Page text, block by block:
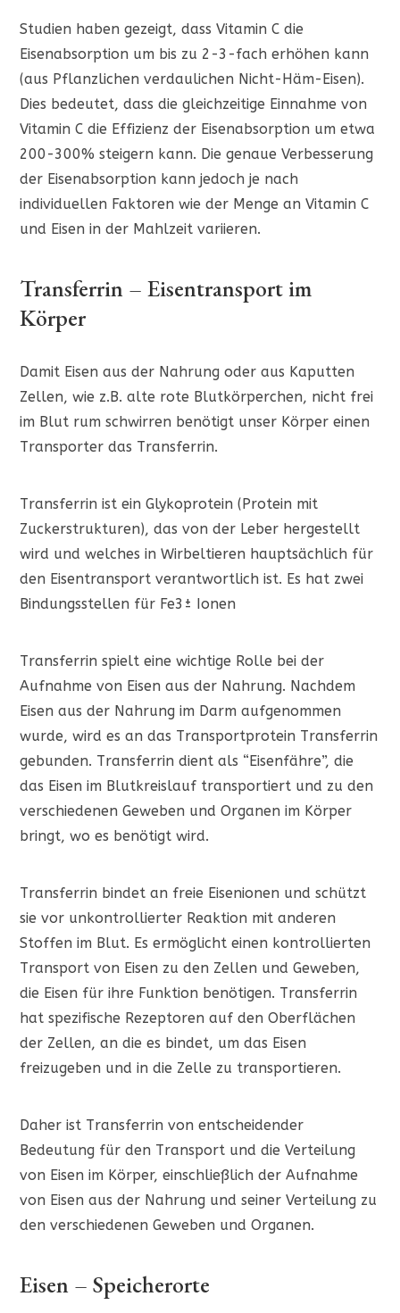
Studien haben gezeigt, dass Vitamin C die
Eisenabsorption um bis zu 2-3-fach erhöhen kann
(aus Pflanzlichen verdaulichen Nicht-Häm-Eisen).
Dies bedeutet, dass die gleichzeitige Einnahme von
Vitamin C die Effizienz der Eisenabsorption um etwa
200-300% steigern kann. Die genaue Verbesserung
der Eisenabsorption kann jedoch je nach
individuellen Faktoren wie der Menge an Vitamin C
und Eisen in der Mahlzeit variieren.
Transferrin – Eisentransport im
Körper
Damit Eisen aus der Nahrung oder aus Kaputten
Zellen, wie z.B. alte rote Blutkörperchen, nicht frei
im Blut rum schwirren benötigt unser Körper einen
Transporter das Transferrin.
Transferrin ist ein Glykoprotein (Protein mit
Zuckerstrukturen), das von der Leber hergestellt
wird und welches in Wirbeltieren hauptsächlich für
den Eisentransport verantwortlich ist. Es hat zwei
Bindungsstellen für Fe3± Ionen
Transferrin spielt eine wichtige Rolle bei der
Aufnahme von Eisen aus der Nahrung. Nachdem
Eisen aus der Nahrung im Darm aufgenommen
wurde, wird es an das Transportprotein Transferrin
gebunden. Transferrin dient als “Eisenfähre”, die
das Eisen im Blutkreislauf transportiert und zu den
verschiedenen Geweben und Organen im Körper
bringt, wo es benötigt wird.
Transferrin bindet an freie Eisenionen und schützt
sie vor unkontrollierter Reaktion mit anderen
Stoffen im Blut. Es ermöglicht einen kontrollierten
Transport von Eisen zu den Zellen und Geweben,
die Eisen für ihre Funktion benötigen. Transferrin
hat spezifische Rezeptoren auf den Oberflächen
der Zellen, an die es bindet, um das Eisen
freizugeben und in die Zelle zu transportieren.
Daher ist Transferrin von entscheidender
Bedeutung für den Transport und die Verteilung
von Eisen im Körper, einschließlich der Aufnahme
von Eisen aus der Nahrung und seiner Verteilung zu
den verschiedenen Geweben und Organen.
Eisen – Speicherorte